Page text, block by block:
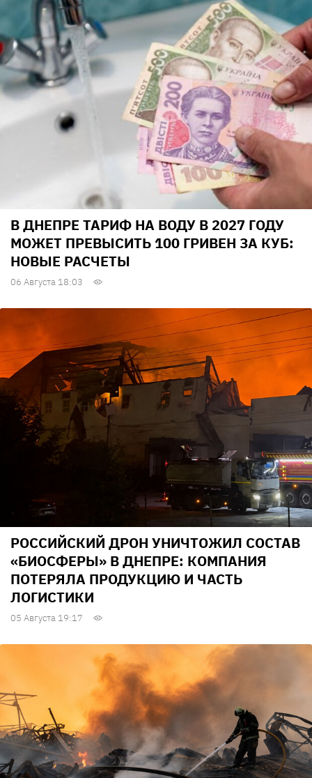
В ДНЕПРЕ ТАРИФ НА ВОДУ В 2027 ГОДУ
МОЖЕТ ПРЕВЫСИТЬ 100 ГРИВЕН ЗА КУБ:
НОВЫЕ РАСЧЕТЫ
06 Августа 18:03
РОССИЙСКИЙ ДРОН УНИЧТОЖИЛ СОСТАВ
«БИОСФЕРЫ» В ДНЕПРЕ: КОМПАНИЯ
ПОТЕРЯЛА ПРОДУКЦИЮ И ЧАСТЬ
ЛОГИСТИКИ
05 Августа 19:17